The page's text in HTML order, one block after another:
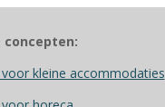
concepten:
kleine accommodaties